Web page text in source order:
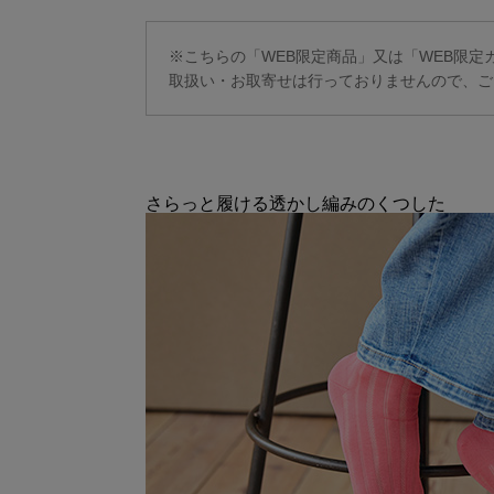
※こちらの「WEB限定商品」又は「WEB限定
取扱い・お取寄せは行っておりませんので、
さらっと履ける透かし編みのくつした